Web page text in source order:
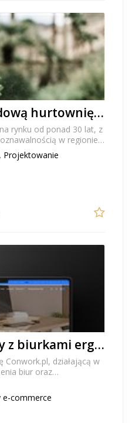
Sprzedam dochodową hurtownię instalacyjną wod.kan. i węży z PCV ogrodowych,technicznych i przemysłowych
rynku od ponad 30 lat, z
w regionie
To gotowy biz...
Projektowanie
Sklep internetowy z biurkami ergonomicznymi na sprzedaż – marka Conwork.pl i gotowy biznes e-commerce
Conwork.pl, działającą w
biur oraz
pracy biurowej i home
e-commerce